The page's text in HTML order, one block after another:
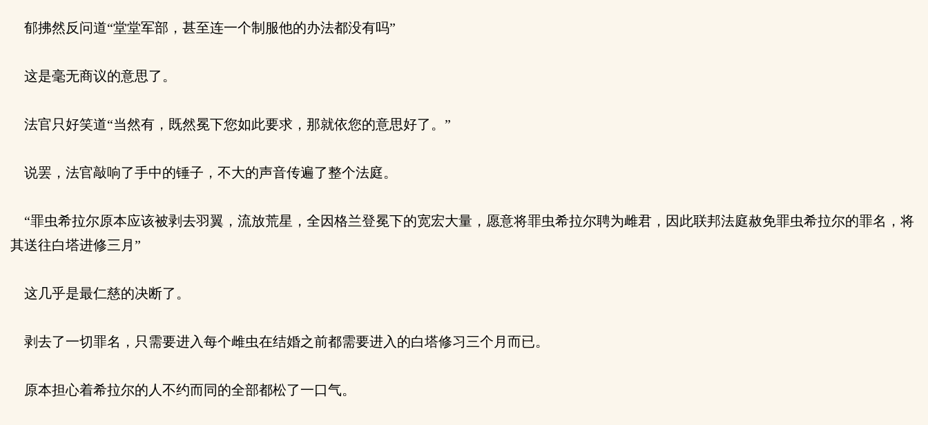
郁拂然反问道“堂堂军部，甚至连一个制服他的办法都没有吗”
这是毫无商议的意思了。
法官只好笑道“当然有，既然冕下您如此要求，那就依您的意思好了。”
说罢，法官敲响了手中的锤子，不大的声音传遍了整个法庭。
“罪虫希拉尔原本应该被剥去羽翼，流放荒星，全因格兰登冕下的宽宏大量，愿意将罪虫希拉尔聘为雌君，因此联邦法庭赦免罪虫希拉尔的罪名，将
其送往白塔进修三月”
这几乎是最仁慈的决断了。
剥去了一切罪名，只需要进入每个雌虫在结婚之前都需要进入的白塔修习三个月而已。
原本担心着希拉尔的人不约而同的全部都松了一口气。